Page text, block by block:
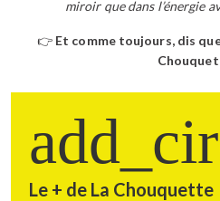
miroir que dans l’énergie
👉 Et comme toujours, dis
Le + de La Chouquette